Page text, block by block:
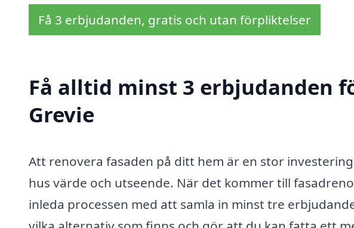
Få 3 erbjudanden, gratis och utan förpliktelser
Få alltid minst 3 erbjudanden
Grevie
Att renovera fasaden på ditt hem är en stor
hus värde och utseende. När det kommer till
inleda processen med att samla in minst tre